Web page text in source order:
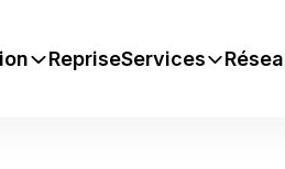
RepriseServices